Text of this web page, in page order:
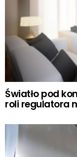
Światło pod
roli regulatora